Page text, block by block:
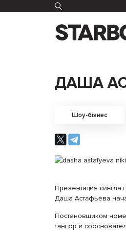
ДАША
Шоу-бізнес
Презентация
Даша Астафьева
Постановщиком
танцор и